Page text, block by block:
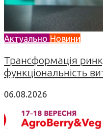
Актуально Новини
Трансформація
функціональність
06.08.2026